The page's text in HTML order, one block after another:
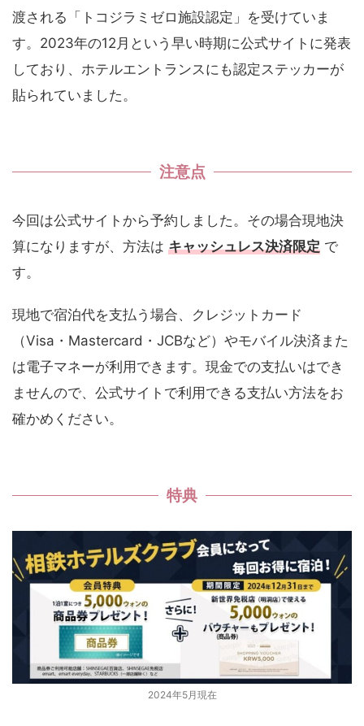
渡される「トコジラミゼロ施設認定」を受けていま
す。2023年の12月という早い時期に公式サイトに発表
しており、ホテルエントランスにも認定ステッカーが
貼られていました。
注意点
今回は公式サイトから予約しました。その場合現地決
算になりますが、方法は キャッシュレス決済限定 で
す。
現地で宿泊代を支払う場合、クレジットカード
（Visa・Mastercard・JCBなど）やモバイル決済また
は電子マネーが利用できます。現金での支払いはでき
ませんので、公式サイトで利用できる支払い方法をお
確かめください。
特典
2024年5月現在